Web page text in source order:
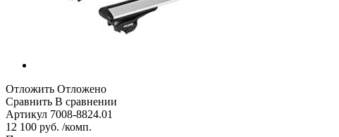
Отложить Отложено
Сравнить В сравнении
Артикул 7008-8824.01
12 100 руб. /комп.